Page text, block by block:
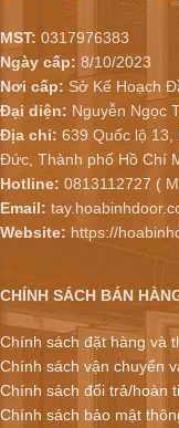
MST: 0317976383
Ngày cấp: 8/10/2023
Nơi cấp: Sở Kế Hoạch
Đại diện: Nguyễn Ngọc
Địa chỉ: 639 Quốc lộ
Đức, Thành phố Hồ Chí
Hotline: 0813112727 (
Email:
Website: https://
CHÍNH SÁCH BÁN
Chính sách đặt hàng và
Chính sách vận chuyển
Chính sách đổi trả/hoàn
Chính sách bảo mật